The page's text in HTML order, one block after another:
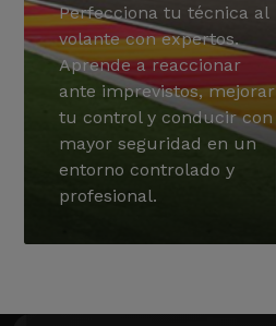
Perfecciona tu técnica al
volante con expertos.
Aprende a reaccionar
ante imprevistos, mejorar
tu control y conducir con
mayor seguridad en un
entorno controlado y
profesional.